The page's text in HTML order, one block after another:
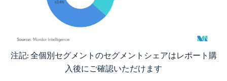
画像 © Mordor Intelligence。再利用にはCC BY 4.0の表示が必要です。
注記: 全個別セグメントのセグメントシェアはレポート購
入後にご確認いただけます